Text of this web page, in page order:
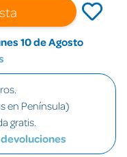
10 de Agosto
en Península)
gratis.